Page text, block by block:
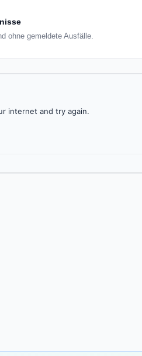
ohne gemeldete Ausfälle.
internet and try again.